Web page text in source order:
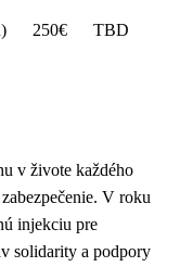
250€ TBD
v živote každého
V roku
injekciu pre
solidarity a podpory